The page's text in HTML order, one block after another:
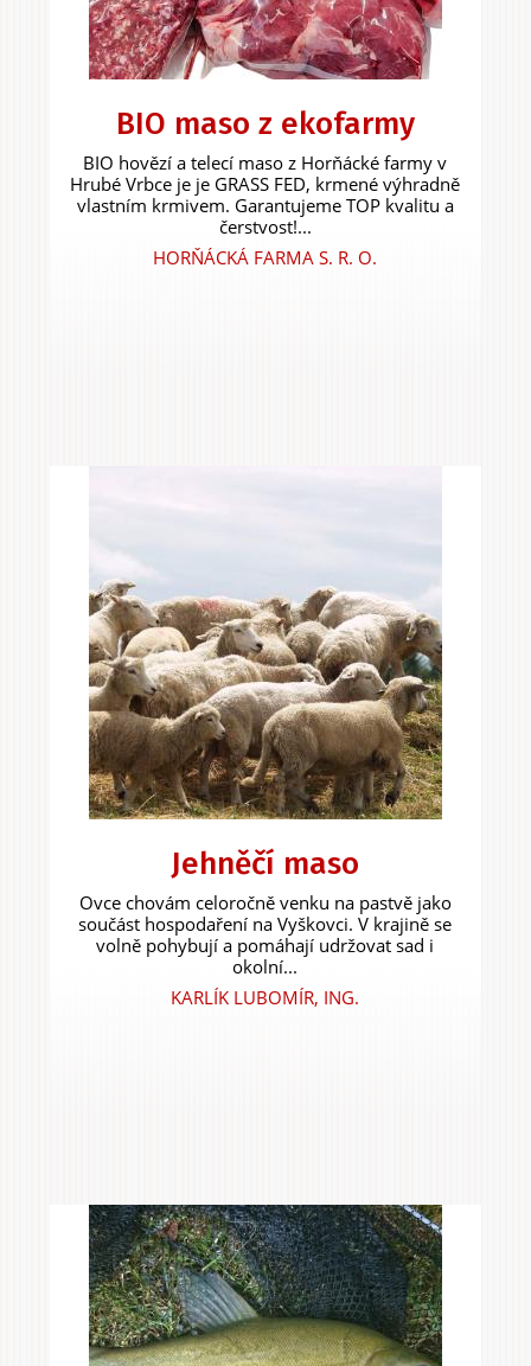
BIO maso z ekofarmy
BIO hovězí a telecí maso z Horňácké farmy v
Hrubé Vrbce je je GRASS FED, krmené výhradně
vlastním krmivem. Garantujeme TOP kvalitu a
čerstvost!...
HORŇÁCKÁ FARMA S. R. O.
Jehněčí maso
Ovce chovám celoročně venku na pastvě jako
součást hospodaření na Vyškovci. V krajině se
volně pohybují a pomáhají udržovat sad i
okolní...
KARLÍK LUBOMÍR, ING.